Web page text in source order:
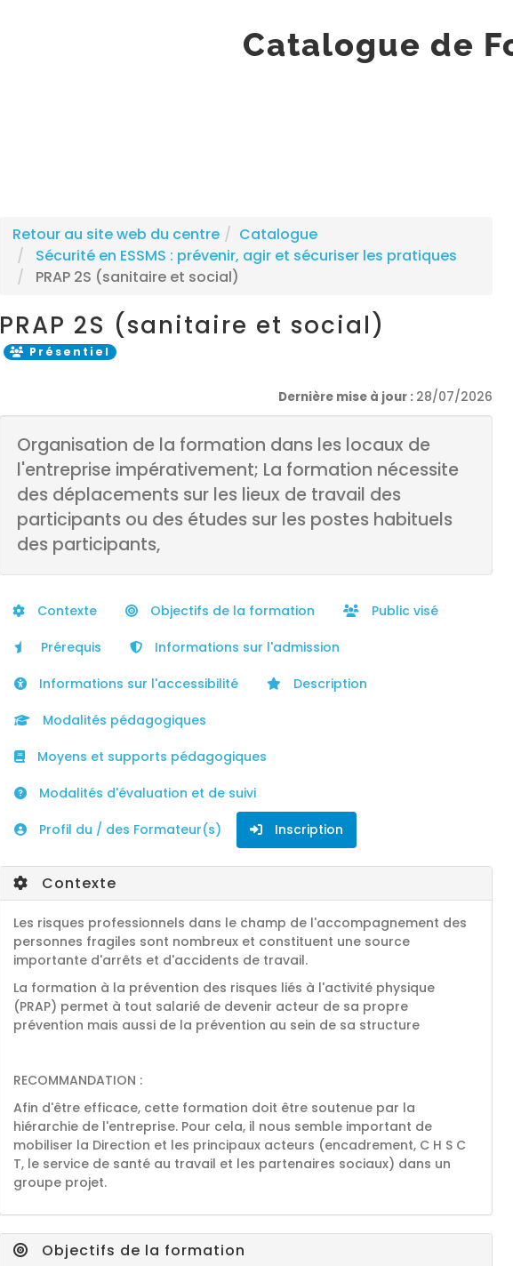
Catalogue de
Retour au site web du centre
Catalogue
Sécurité en ESSMS : prévenir, agir et sécuriser les pratiques
PRAP 2S (sanitaire et social)
PRAP 2S (sanitaire et social)
Présentiel
Dernière mise à jour : 28/07/2026
Organisation de la formation dans les locaux de
l'entreprise impérativement; La formation nécessite
des déplacements sur les lieux de travail des
participants ou des études sur les postes habituels
des participants,
Contexte Objectifs de la formation Public visé
Prérequis Informations sur l'admission
Informations sur l'accessibilité Description
Modalités pédagogiques
Moyens et supports pédagogiques
Modalités d'évaluation et de suivi
Profil du / des Formateur(s) Inscription
Contexte
Les risques professionnels dans le champ de l'accompagnement des
personnes fragiles sont nombreux et constituent une source
importante d'arrêts et d'accidents de travail.
La formation à la prévention des risques liés à l'activité physique
(PRAP) permet à tout salarié de devenir acteur de sa propre
prévention mais aussi de la prévention au sein de sa structure
RECOMMANDATION :
Afin d'être efficace, cette formation doit être soutenue par la
hiérarchie de l'entreprise. Pour cela, il nous semble important de
mobiliser la Direction et les principaux acteurs (encadrement, C H S C
T, le service de santé au travail et les partenaires sociaux) dans un
groupe projet.
Objectifs de la formation